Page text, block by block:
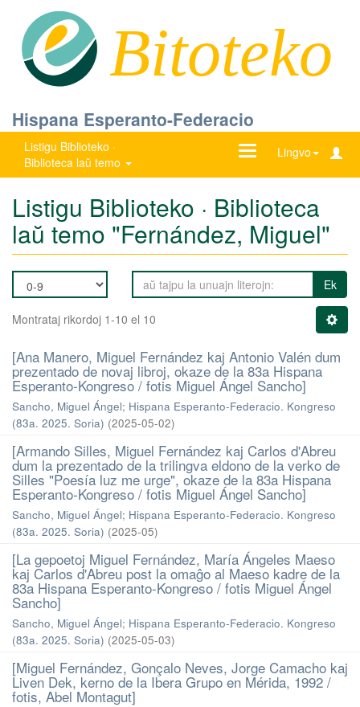
Bitoteko
Hispana Esperanto-Federacio
Listigu Biblioteko ·
Biblioteca laŭ temo
Lingvo
Ŝanĝu
Listigu Biblioteko · Biblioteca
laŭ temo "Fernández, Miguel"
Ek
Montrataj rikordoj 1-10 el 10
[Ana Manero, Miguel Fernández kaj Antonio Valén dum
prezentado de novaj libroj, okaze de la 83a Hispana
Esperanto-Kongreso / fotis Miguel Ángel Sancho]
Sancho, Miguel Ángel; Hispana Esperanto-Federacio. Kongreso
(83a. 2025. Soria) (2025-05-02)
[Armando Silles, Miguel Fernández kaj Carlos d'Abreu
dum la prezentado de la trilingva eldono de la verko de
Silles "Poesía luz me urge", okaze de la 83a Hispana
Esperanto-Kongreso / fotis Miguel Ángel Sancho]
Sancho, Miguel Ángel; Hispana Esperanto-Federacio. Kongreso
(83a. 2025. Soria) (2025-05)
[La gepoetoj Miguel Fernández, María Ángeles Maeso
kaj Carlos d'Abreu post la omaĝo al Maeso kadre de la
83a Hispana Esperanto-Kongreso / fotis Miguel Ángel
Sancho]
Sancho, Miguel Ángel; Hispana Esperanto-Federacio. Kongreso
(83a. 2025. Soria) (2025-05-03)
[Miguel Fernández, Gonçalo Neves, Jorge Camacho kaj
Liven Dek, kerno de la Ibera Grupo en Mérida, 1992 /
fotis, Abel Montagut]